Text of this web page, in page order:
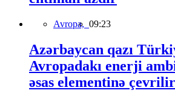
Avropa, 09:23
Azərbaycan qazı
Avropadakı enerji
əsas elementinə çevrilir